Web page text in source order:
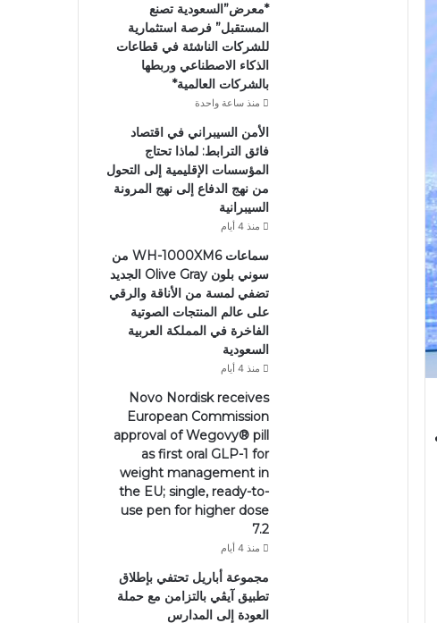
*معرض”السعودية تصنع
المستقبل” فرصة استثمارية
للشركات الناشئة في قطاعات
الذكاء الاصطناعي وربطها
بالشركات العالمية*
منذ ساعة واحدة
الأمن السيبراني في اقتصاد
فائق الترابط: لماذا تحتاج
المؤسسات الإقليمية إلى التحول
من نهج الدفاع إلى نهج المرونة
السيبرانية
منذ 4 أيام
سماعات WH-1000XM6 من
سوني بلون Olive Gray الجديد
تضفي لمسة من الأناقة والرقي
على عالم المنتجات الصوتية
الفاخرة في المملكة العربية
السعودية
منذ 4 أيام
Novo Nordisk receives
European Commission
approval of Wegovy®️ pill
as first oral GLP-1 for
weight management in
the EU; single, ready-to-
use pen for higher dose
7.2
منذ 4 أيام
مجموعة أباريل تحتفي بإطلاق
تطبيق آيڤي بالتزامن مع حملة
العودة إلى المدارس